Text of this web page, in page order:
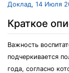
Доклад, 14 Июля
Краткое
Важность
подчеркивается
года, согласно